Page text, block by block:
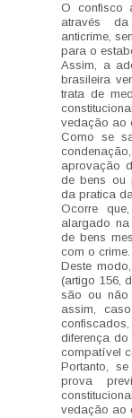
O confisco
através da
anticrime,
para o
Assim, a
brasileira
trata de
vedação ao
Como se
aprovação
de bens ou
da pratica
Ocorre
alargado
de bens
com o crime.
Deste
(artigo 156,
são ou não
assim,
diferença
compatível
Portanto,
prova
vedação ao